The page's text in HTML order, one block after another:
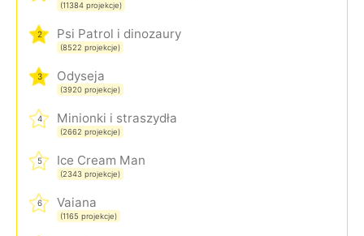
(11384 projekcje)
2 Psi Patrol i dinozaury
(8522 projekcje)
3 Odyseja
(3920 projekcje)
4 Minionki i straszydła
(2662 projekcje)
5 Ice Cream Man
(2343 projekcje)
6 Vaiana
(1165 projekcje)